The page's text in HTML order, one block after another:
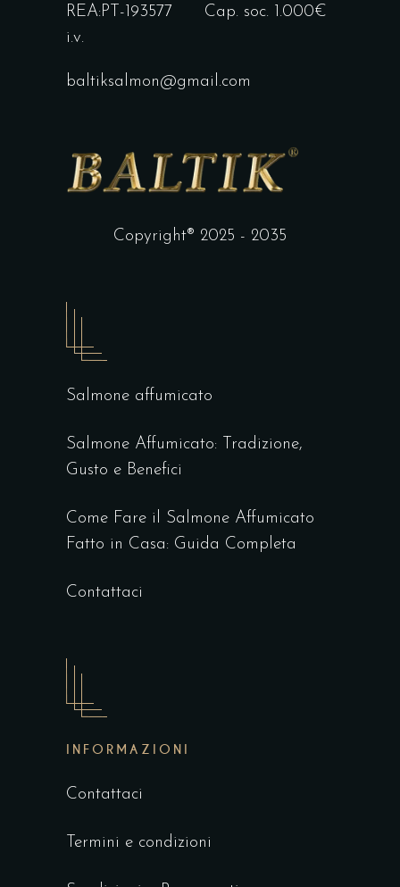
REA:PT-193577 Cap. soc. 1.000€
i.v.
baltiksalmon@gmail.com
Copyright® 2025 - 2035
Salmone affumicato
Salmone Affumicato: Tradizione,
Gusto e Benefici
Come Fare il Salmone Affumicato
Fatto in Casa: Guida Completa
Contattaci
INFORMAZIONI
Contattaci
Termini e condizioni